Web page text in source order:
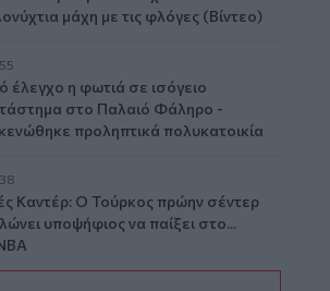
μάχη με τις φλόγες (Βίντεο)
έλεγχο η φωτιά σε ισόγειο
στο Παλαιό Φάληρο -
προληπτικά πολυκατοικία
Καντέρ: Ο Τούρκος πρώην σέντερ
υποψήφιος να παίξει στο...